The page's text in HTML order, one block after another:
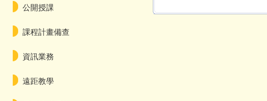
公開授課
課程計畫備查
資訊業務
遠距教學